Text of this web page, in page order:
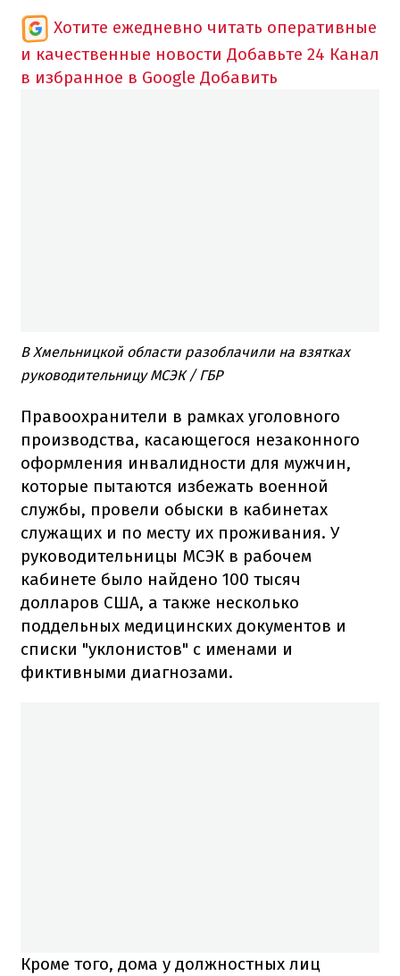
Хотите ежедневно читать оперативные
и качественные новости Добавьте 24 Канал
в избранное в Google Добавить
В Хмельницкой области разоблачили на взятках
руководительницу МСЭК / ГБР
Правоохранители в рамках уголовного
производства, касающегося незаконного
оформления инвалидности для мужчин,
которые пытаются избежать военной
службы, провели обыски в кабинетах
служащих и по месту их проживания. У
руководительницы МСЭК в рабочем
кабинете было найдено 100 тысяч
долларов США, а также несколько
поддельных медицинских документов и
списки "уклонистов" с именами и
фиктивными диагнозами.
Кроме того, дома у должностных лиц